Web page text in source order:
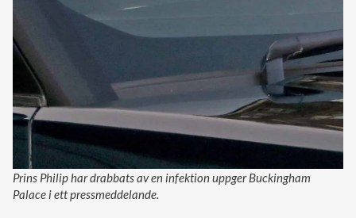
Prins Philip har drabbats av en infektion uppger Buckingham
Palace i ett pressmeddelande.